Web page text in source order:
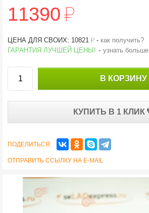
11390й
ЦЕНА ДЛЯ СВОИХ: 10821 й - как получить?
ГАРАНТИЯ ЛУЧШЕЙ ЦЕНЫ! - узнать больше
В КОРЗИНУ
КУПИТЬ В 1 КЛИК
ПОДЕЛИТЬСЯ:
ОТПРАВИТЬ ССЫЛКУ НА E-MAIL